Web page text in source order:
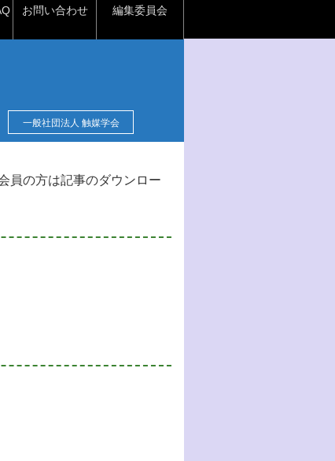
お問い合わせ 編集委員会
一般社団法人 触媒学会
員の方は記事のダウンロー